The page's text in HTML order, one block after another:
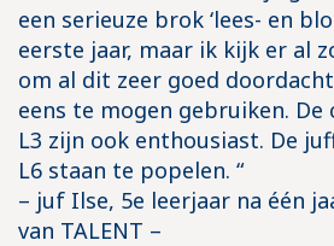
een serieuze brok ‘lees- en
eerste jaar, maar ik kijk er al
om al dit zeer goed
eens te mogen gebruiken. De
L3 zijn ook enthousiast. De
L6 staan te popelen. “
– juf Ilse, 5e leerjaar na één
van TALENT –